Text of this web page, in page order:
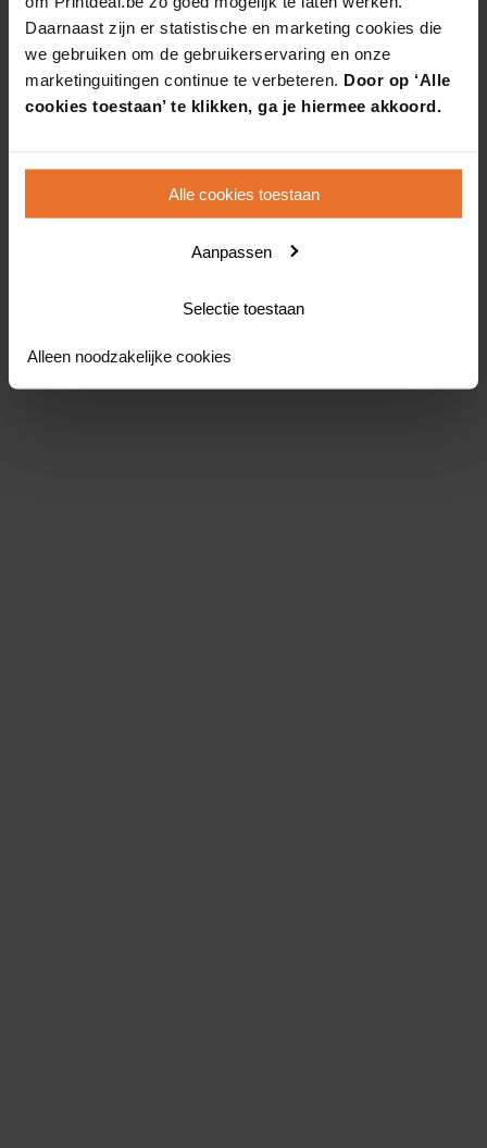
Daarnaast zijn er statistische en marketing cookies die
we gebruiken om de gebruikerservaring en onze
marketinguitingen continue te verbeteren. Door op ‘Alle
cookies toestaan’ te klikken, ga je hiermee akkoord.
Alle cookies toestaan
Aanpassen
Selectie toestaan
Alleen noodzakelijke cookies